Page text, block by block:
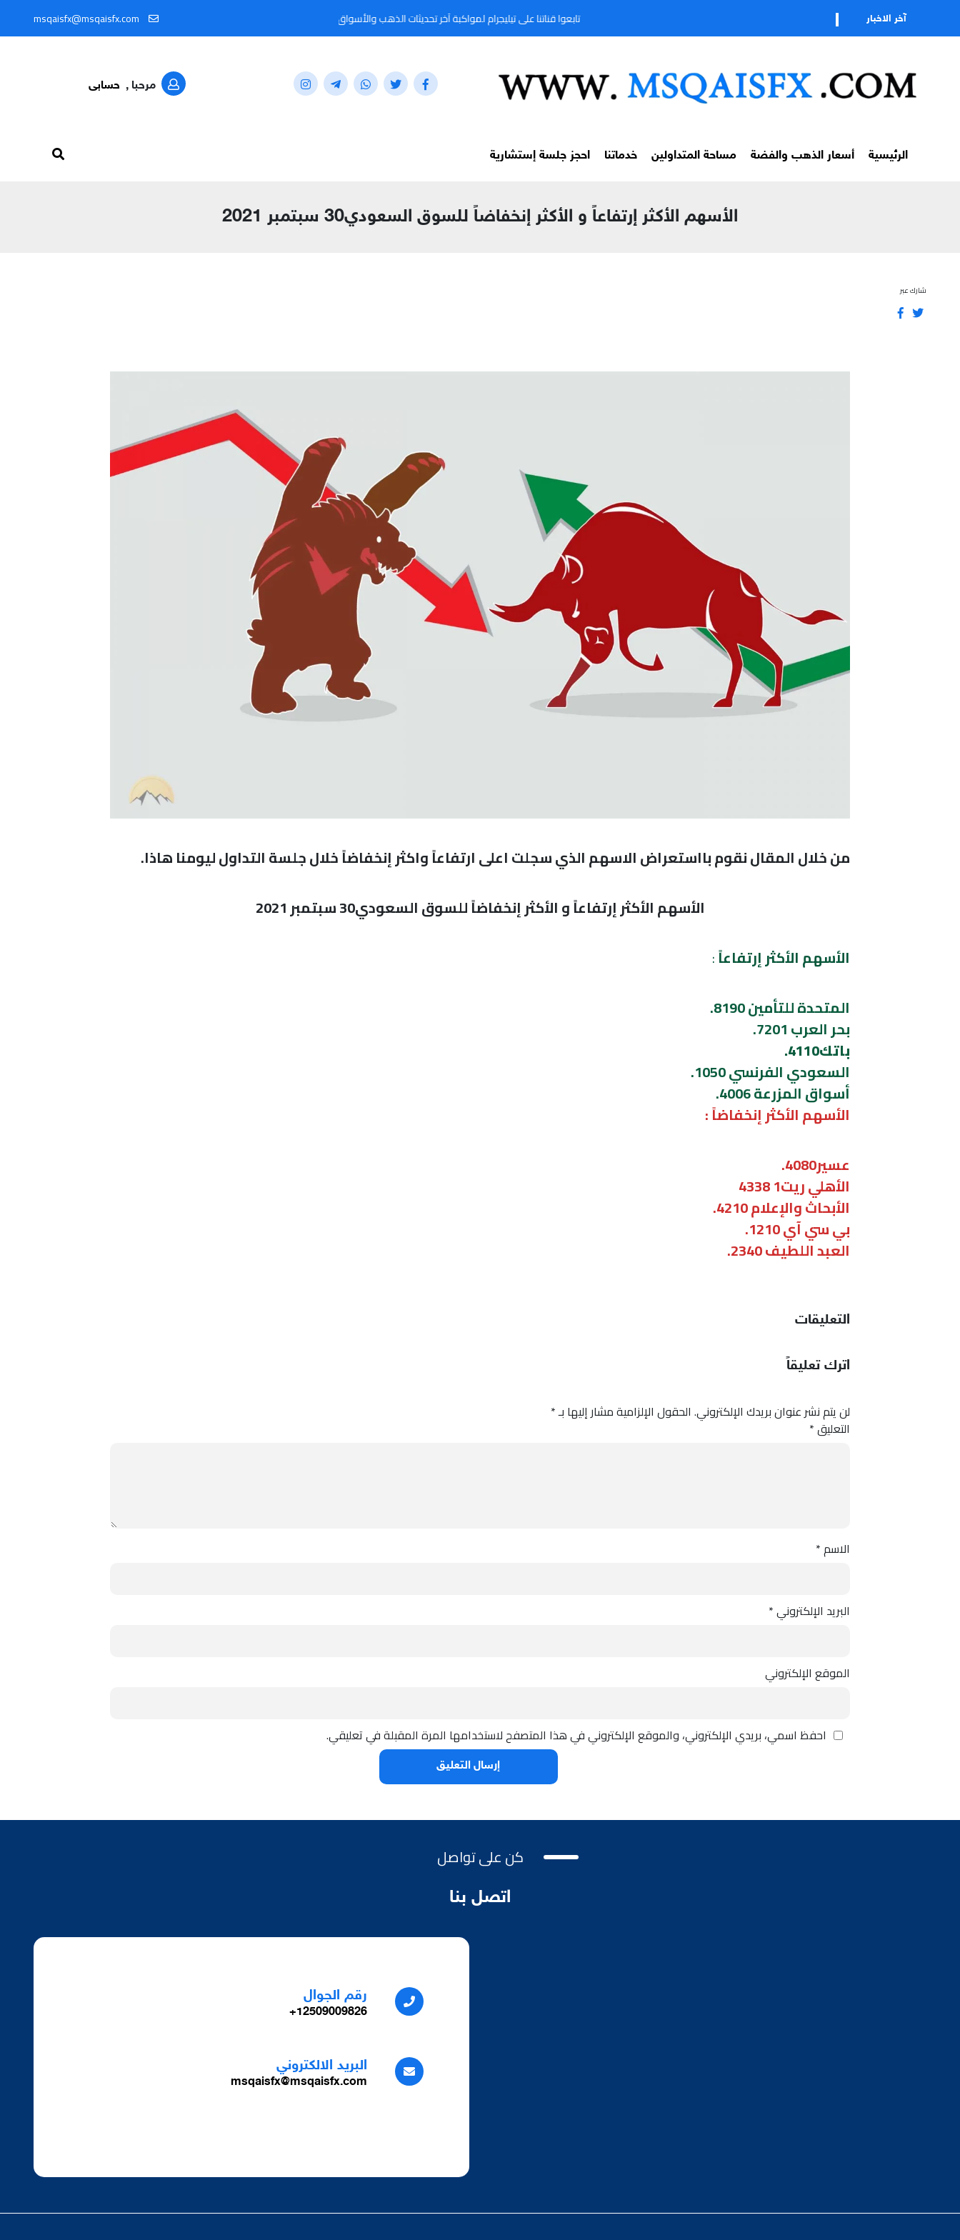
آخر الاخبار تابعوا قناتنا على تيليجرام لمواكبة آخر تحديثات الذهب والأسواق المالية لحظة بلحظة من خلال المعرّف: @MSQAISFX91 msqaisfx@msqaisfx.com
مرحبا , حسابى
الرئيسية أسعار الذهب والفضة مساحة المتداولين خدماتنا احجز جلسة إستشارية
الأسهم الأكثر إرتفاعاً و الأكثر إنخفاضاً للسوق السعودي30 سبتمبر 2021
شارك عبر
من خلال المقال نقوم بااستعراض الاسهم الذي سجلت اعلى ارتفاعاً واكثر إنخفاضاً خلال جلسة التداول ليومنا هاذا.
الأسهم الأكثر إرتفاعاً و الأكثر إنخفاضاً للسوق السعودي30 سبتمبر 2021
الأسهم الأكثر إرتفاعاً:
المتحدة للتأمين 8190.
بحر العرب 7201.
باتك4110.
السعودي الفرنسي 1050.
أسواق المزرعة 4006.
الأسهم الأكثر إنخفاضاً :
عسير4080.
الأهلي ريت1 4338
الأبحاث والإعلام 4210.
بي سي آي 1210.
العبد اللطيف 2340.
التعليقات
اترك تعليقاً
لن يتم نشر عنوان بريدك الإلكتروني. الحقول الإلزامية مشار إليها بـ*
التعليق*
الاسم*
البريد الإلكتروني*
الموقع الإلكتروني
احفظ اسمي، بريدي الإلكتروني، والموقع الإلكتروني في هذا المتصفح لاستخدامها المرة المقبلة في تعليقي.
كن على تواصل
اتصل بنا
رقم الجوال
12509009826+
البريد الالكتروني
msqaisfx@msqaisfx.com